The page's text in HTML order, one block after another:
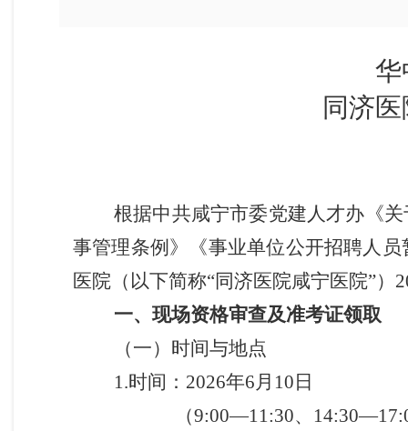
华
同济
根据中共咸宁市委党建人才办《
事管理条例》《事业单位公开招聘人
医院（以下简称“同济医院咸宁医院”）
一、现场资格审查及准考证领取
（一）时间与地点
1.时间：2026年6月10日
（9:00—11:30、